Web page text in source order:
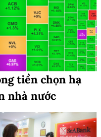
tiền chọn hạ
nhà nước